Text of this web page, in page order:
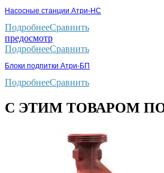
Насосные станции Атри-НС
ПодробнееСравнить
предосмотр
ПодробнееСравнить
Блоки подпитки Атри-БП
ПодробнееСравнить
С ЭТИМ ТОВАРОМ